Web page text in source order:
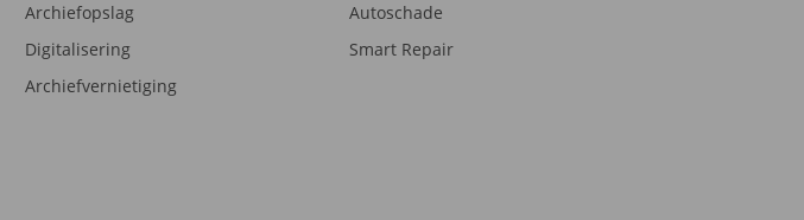
Archiefopslag
Digitalisering
Archiefvernietiging
Autoschade
Smart Repair